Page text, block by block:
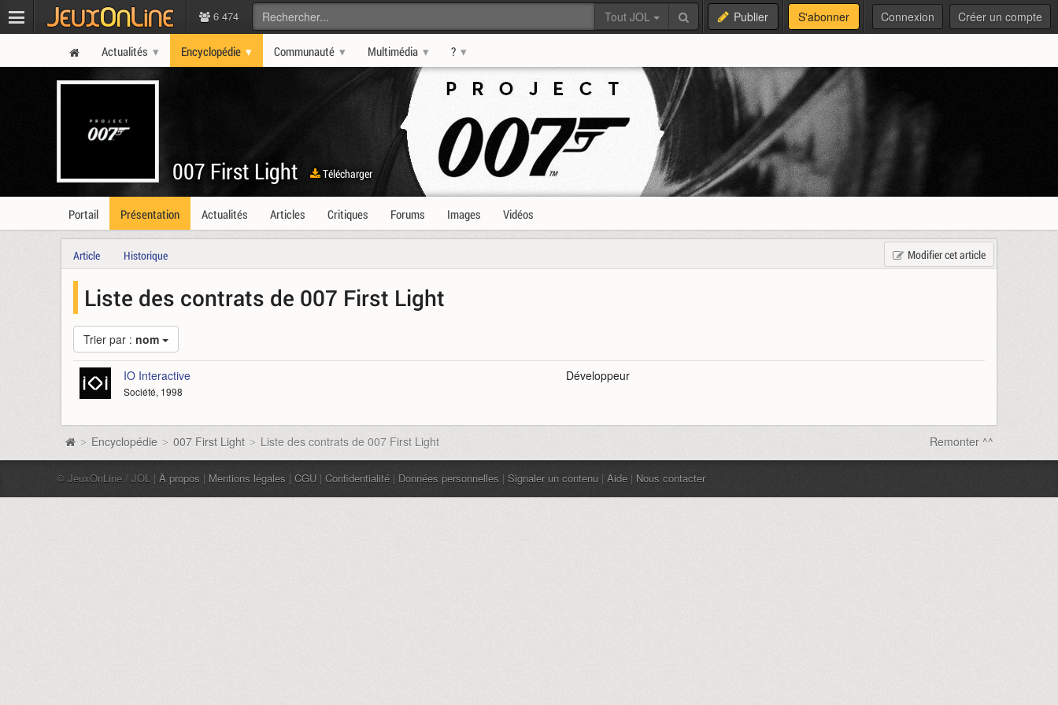
6 474 Tout JOL Publier S'abonner Connexion Créer un compte
Actualités Encyclopédie Communauté Multimédia ?
007 First Light Télécharger
Portail Présentation Actualités Articles Critiques Forums Images Vidéos
Modifier cet article
Article Historique
Liste des contrats de 007 First Light
Trier par : nom
IO Interactive
Société, 1998
Développeur
Remonter ^^
> Encyclopédie > 007 First Light > Liste des contrats de 007 First Light
© JeuxOnLine / JOL | À propos | Mentions légales | CGU | Confidentialité | Données personnelles | Signaler un contenu | Aide | Nous contacter